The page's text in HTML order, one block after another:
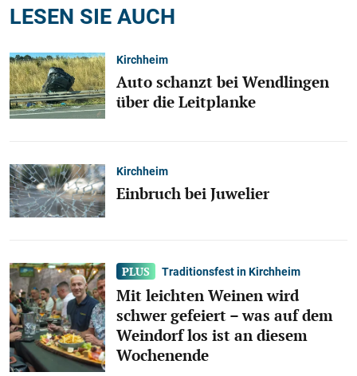
LESEN SIE AUCH
Kirchheim
Auto schanzt bei Wendlingen
über die Leitplanke
Kirchheim
Einbruch bei Juwelier
Traditionsfest in Kirchheim
Mit leichten Weinen wird
schwer gefeiert – was auf dem
Weindorf los ist an diesem
Wochenende